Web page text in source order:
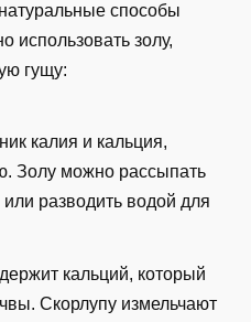
способы
использовать золу,
гущу:
калия и кальция,
Золу можно рассыпать
разводить водой для
кальций, который
Скорлупу измельчают